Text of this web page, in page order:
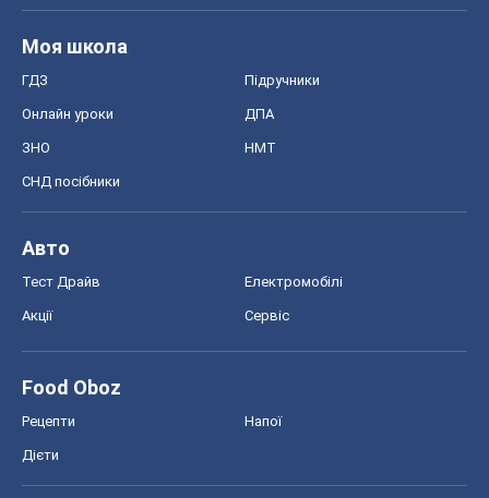
Моя школа
ГДЗ Підручники
Онлайн уроки ДПА
ЗНО НМТ
СНД посібники
Авто
Тест Драйв Електромобілі
Акції Сервіс
Food Oboz
Рецепти Напої
Дієти